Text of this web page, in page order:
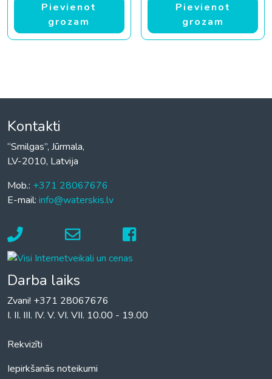
Pievienot
grozam
Pievienot
grozam
Kontakti
“Smilgas”, Jūrmala,
LV-2010, Latvija
Mob.: +371 28067676
E-mail: info@waterskis.lv
Darba laiks
Zvani! +371 28067676
I. II. III. IV. V. VI. VII. 10.00 - 19.00
Rekvizīti
Iepirkšanās noteikumi